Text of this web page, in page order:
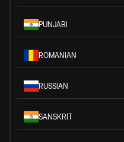
PUNJABI
ROMANIAN
RUSSIAN
SANSKRIT